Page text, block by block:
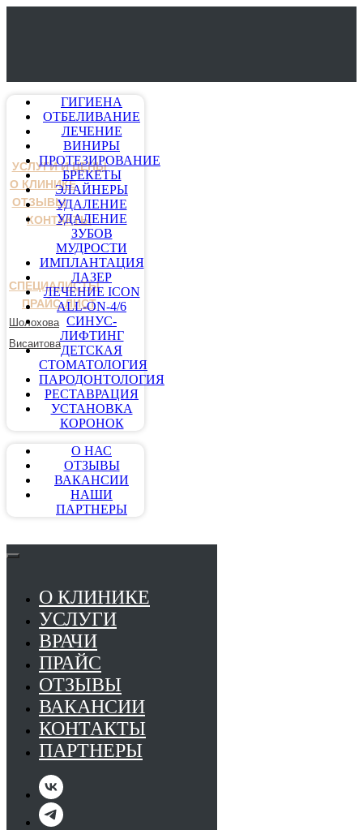
УСЛУГИ И ЦЕНЫ
О КЛИНИКЕ
ОТЗЫВЫ
КОНТАКТЫ
СПЕЦИАЛИСТЫ
ПРАЙС-ЛИСТ
Шолохова
Висаитова
ГИГИЕНА
ОТБЕЛИВАНИЕ
ЛЕЧЕНИЕ
ВИНИРЫ
ПРОТЕЗИРОВАНИЕ
БРЕКЕТЫ
ЭЛАЙНЕРЫ
УДАЛЕНИЕ
УДАЛЕНИЕ
ЗУБОВ
МУДРОСТИ
ИМПЛАНТАЦИЯ
ЛАЗЕР
ЛЕЧЕНИЕ ICON
ALL-ON-4/6
СИНУС-
ЛИФТИНГ
ДЕТСКАЯ
СТОМАТОЛОГИЯ
ПАРОДОНТОЛОГИЯ
РЕСТАВРАЦИЯ
УСТАНОВКА
КОРОНОК
О НАС
ОТЗЫВЫ
ВАКАНСИИ
НАШИ
ПАРТНЕРЫ
О КЛИНИКЕ
УСЛУГИ
ВРАЧИ
ПРАЙС
ОТЗЫВЫ
ВАКАНСИИ
КОНТАКТЫ
ПАРТНЕРЫ